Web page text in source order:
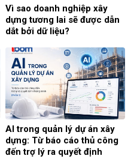
Vì sao doanh nghiệp xây
dựng tương lai sẽ được dẫn
dắt bởi dữ liệu?
AI trong quản lý dự án xây
dựng: Từ báo cáo thủ công
đến trợ lý ra quyết định